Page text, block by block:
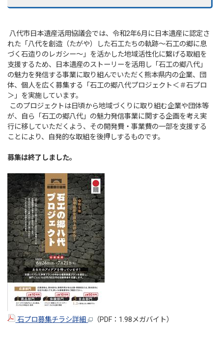
八代市日本遺産活用協議会では、令和2年6月に日本遺産に認定さ
れた「八代を創造（たがや）した石工たちの軌跡～石工の郷に息
づく石造りのレガシー～」を活かした地域活性化に繋げる取組を
支援するため、日本遺産のストーリーを活用し「石工の郷八代」
の魅力を発信する事業に取り組んでいただく熊本県内の企業、団
体、個人を広く募集する「石工の郷八代プロジェクト＜＃石プロ
＞」を実施しています。
このプロジェクトは日頃から地域づくりに取り組む企業や団体等
が、自ら「石工の郷八代」の魅力発信事業に関する企画を考え実
行に移していただくよう、その開発費・事業費の一部を支援する
ことにより、自発的な取組を後押しするものです。
募集は終了しました。
石プロ募集チラシ詳細 （PDF：1.98メガバイト）